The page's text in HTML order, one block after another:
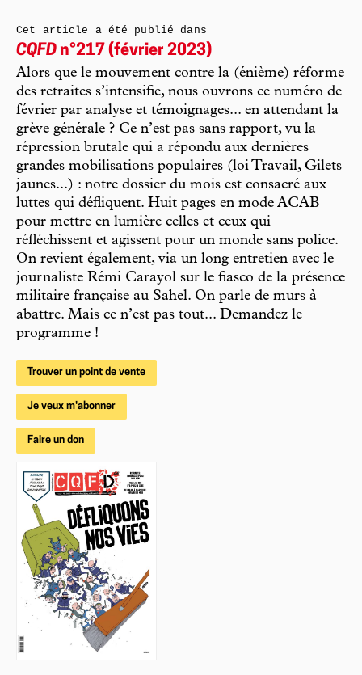
Cet article a été publié dans
CQFD n°217 (février 2023)
Alors que le mouvement contre la (énième) réforme
des retraites s’intensifie, nous ouvrons ce numéro de
février par analyse et témoignages... en attendant la
grève générale ? Ce n’est pas sans rapport, vu la
répression brutale qui a répondu aux dernières
grandes mobilisations populaires (loi Travail, Gilets
jaunes...) : notre dossier du mois est consacré aux
luttes qui défliquent. Huit pages en mode ACAB
pour mettre en lumière celles et ceux qui
réfléchissent et agissent pour un monde sans police.
On revient également, via un long entretien avec le
journaliste Rémi Carayol sur le fiasco de la présence
militaire française au Sahel. On parle de murs à
abattre. Mais ce n’est pas tout... Demandez le
programme !
Trouver un point de vente
Je veux m'abonner
Faire un don